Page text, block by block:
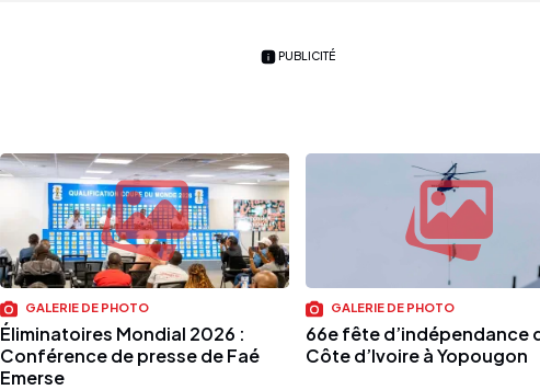
PUBLICITÉ
GALERIE DE PHOTO
Éliminatoires Mondial 2026 :
Conférence de presse de Faé
Emerse
GALERIE DE PHOTO
66e fête d’indépendance
Côte d’Ivoire à Yopougon